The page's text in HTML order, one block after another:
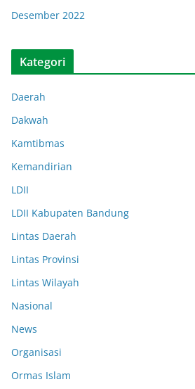
Desember 2022
Kategori
Daerah
Dakwah
Kamtibmas
Kemandirian
LDII
LDII Kabupaten Bandung
Lintas Daerah
Lintas Provinsi
Lintas Wilayah
Nasional
News
Organisasi
Ormas Islam